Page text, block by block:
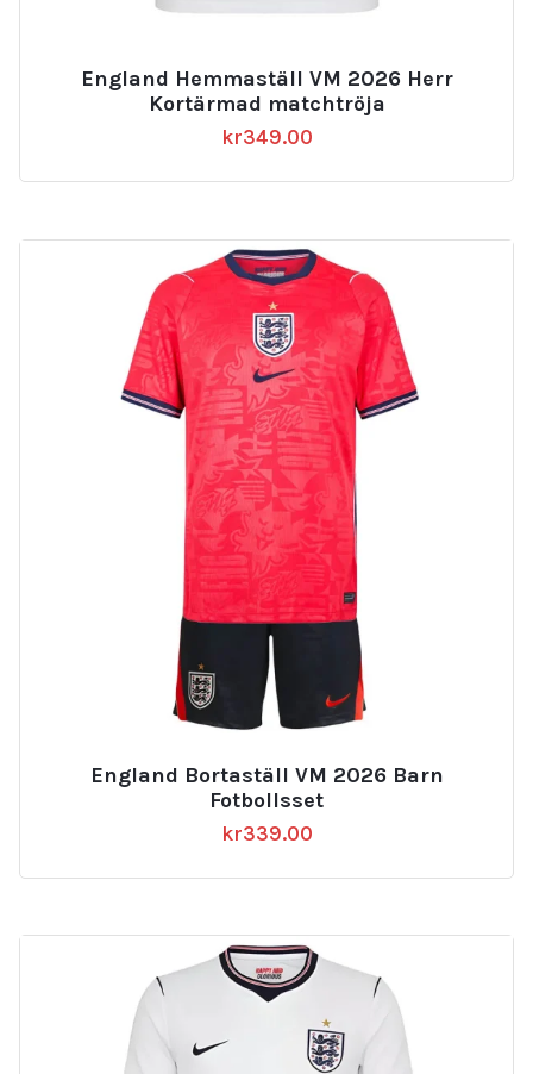
England Hemmaställ VM 2026 Herr
Kortärmad matchtröja
kr349.00
England Bortaställ VM 2026 Barn
Fotbollsset
kr339.00